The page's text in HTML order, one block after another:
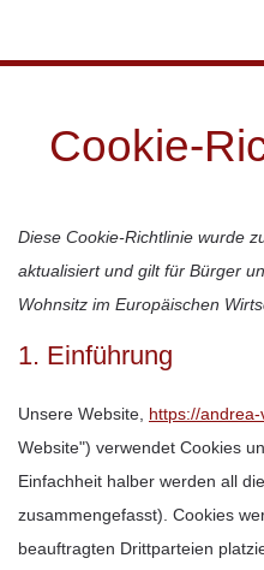
Skip to main content
Cookie-
Diese Cookie-Richtlinie wurde
aktualisiert und gilt für Bürger
Wohnsitz im Europäischen
1. Einführung
Unsere Website, https://
Website") verwendet Cookies
Einfachheit halber werden all
zusammengefasst). Cookies
beauftragten Drittparteien